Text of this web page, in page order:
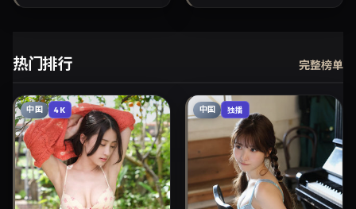
热门排行 完整榜单
中国 4K 中国 独播